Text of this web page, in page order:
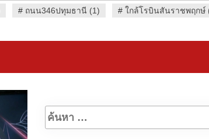
# ถนน346ปทุมธานี (1) # ใกล้โรบินสันราชพฤกษ์